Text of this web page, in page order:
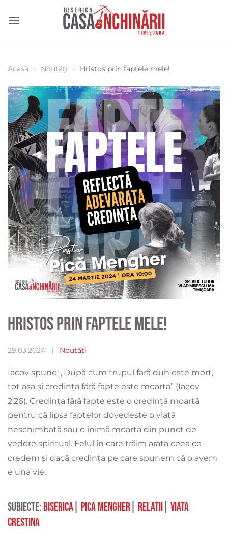
Acasă Noutăți Hristos prin faptele mele!
Hristos prin faptele mele!
29.03.2024 | Noutăți
Iacov spune: „După cum trupul fără duh este mort,
tot așa și credința fără fapte este moartă” (Iacov
2.26). Credința fără fapte este o credință moartă
pentru că lipsa faptelor dovedește o viață
neschimbată sau o inimă moartă din punct de
vedere spiritual. Felul în care trăim arată ceea ce
credem și dacă credința pe care spunem că o avem
e una vie.
Subiecte:biserica pica mengher relatii viata
crestina